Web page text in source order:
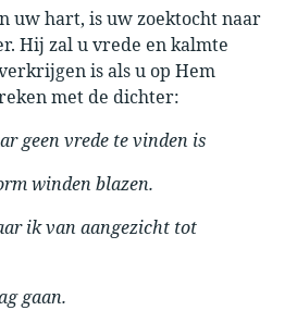
uw hart, is uw zoektocht naar
Hij zal u vrede en kalmte
is als u op Hem
met de dichter:
geen vrede te vinden is
winden blazen.
ik van aangezicht tot
gaan.